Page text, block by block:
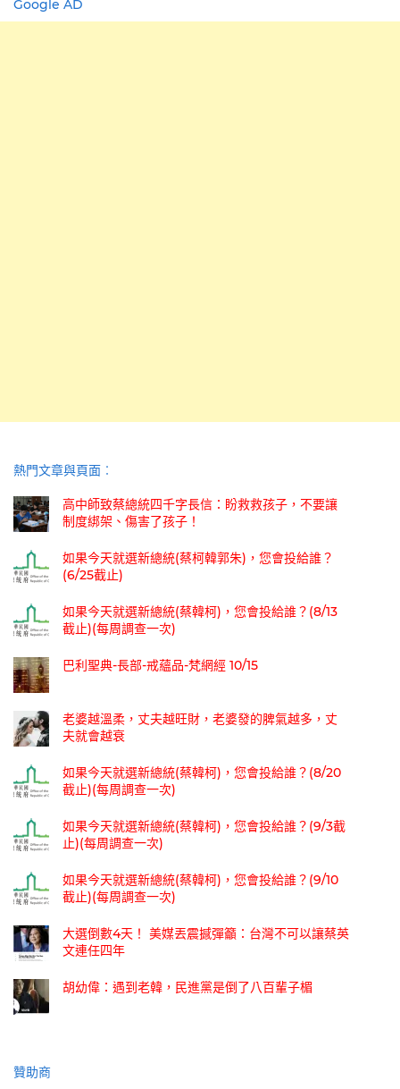
Google AD
熱門文章與頁面︰
高中師致蔡總統四千字長信：盼救救孩子，不要讓
制度綁架、傷害了孩子！
如果今天就選新總統(蔡柯韓郭朱)，您會投給誰？
(6/25截止)
如果今天就選新總統(蔡韓柯)，您會投給誰？(8/13
截止)(每周調查一次)
巴利聖典-長部-戒蘊品-梵網經 10/15
老婆越溫柔，丈夫越旺財，老婆發的脾氣越多，丈
夫就會越衰
如果今天就選新總統(蔡韓柯)，您會投給誰？(8/20
截止)(每周調查一次)
如果今天就選新總統(蔡韓柯)，您會投給誰？(9/3截
止)(每周調查一次)
如果今天就選新總統(蔡韓柯)，您會投給誰？(9/10
截止)(每周調查一次)
大選倒數4天！ 美媒丟震撼彈籲：台灣不可以讓蔡英
文連任四年
胡幼偉：遇到老韓，民進黨是倒了八百輩子楣
贊助商